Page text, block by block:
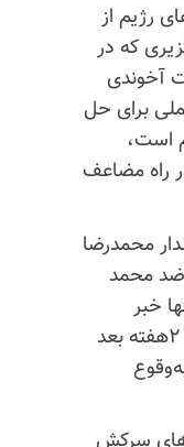
رژیم از
که در
آخوندی
برای حل
است،
راه مضاعف
محمدرضا
ضد محمد
خبر
داد(خبرگزاری مهر۱۹آذر ۹۷) و ۲هفته بعد
به‌وقوع